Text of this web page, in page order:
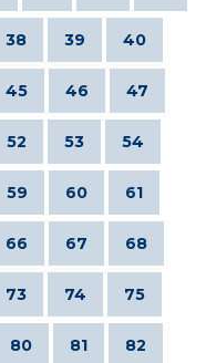
38 39 40
45 46 47
52 53 54
59 60 61
66 67 68
73 74 75
80 81 82